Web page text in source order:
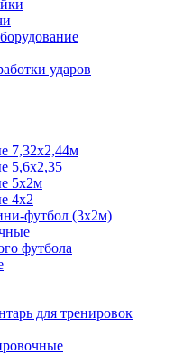
ударов
7,32х2,44м
5,6х2,35
5х2м
4х2
футбол (3х2м)
футбола
для тренировок